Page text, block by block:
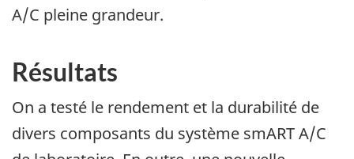
A/C pleine grandeur.
Résultats
On a testé le rendement et la durabilité de
divers composants du système smART A/C